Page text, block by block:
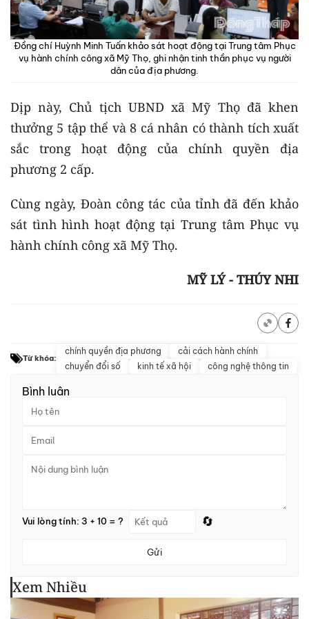
Đồng chí Huỳnh Minh Tuấn khảo sát hoạt động tại Trung tâm Phục
vụ hành chính công xã Mỹ Thọ, ghi nhận tinh thần phục vụ người
dân của địa phương.
Dịp này, Chủ tịch UBND xã Mỹ Thọ đã khen
thưởng 5 tập thể và 8 cá nhân có thành tích xuất
sắc trong hoạt động của chính quyền địa
phương 2 cấp.
Cùng ngày, Đoàn công tác của tỉnh đã đến khảo
sát tình hình hoạt động tại Trung tâm Phục vụ
hành chính công xã Mỹ Thọ.
MỸ LÝ - THÚY NHI
Từ khóa:
chính quyền địa phương
cải cách hành chính
chuyển đổi số
kinh tế xã hội công nghệ thông tin
Bình luận
Vui lòng tính: 3 + 10 = ? 🔄
Gửi
Xem Nhiều